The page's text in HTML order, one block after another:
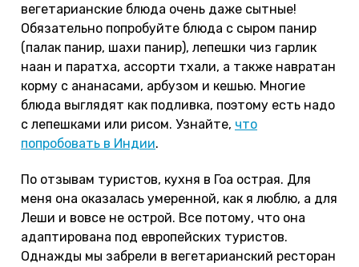
вегетарианские блюда очень даже сытные!
Обязательно попробуйте блюда с сыром панир
(палак панир, шахи панир), лепешки чиз гарлик
наан и паратха, ассорти тхали, а также навратан
корму с ананасами, арбузом и кешью. Многие
блюда выглядят как подливка, поэтому есть надо
с лепешками или рисом. Узнайте, что
попробовать в Индии.
По отзывам туристов, кухня в Гоа острая. Для
меня она оказалась умеренной, как я люблю, а для
Леши и вовсе не острой. Все потому, что она
адаптирована под европейских туристов.
Однажды мы забрели в вегетарианский ресторан